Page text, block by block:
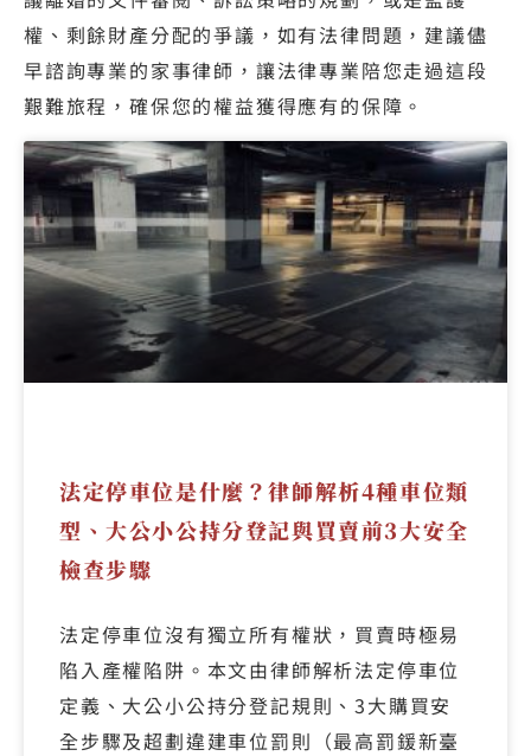
權、剩餘財產分配的爭議，如有法律問題，建議儘
早諮詢專業的家事律師，讓法律專業陪您走過這段
艱難旅程，確保您的權益獲得應有的保障。
法定停車位是什麼？律師解析4種車位類
型、大公小公持分登記與買賣前3大安全
檢查步驟
法定停車位沒有獨立所有權狀，買賣時極易
陷入產權陷阱。本文由律師解析法定停車位
定義、大公小公持分登記規則、3大購買安
全步驟及超劃違建車位罰則（最高罰鍰新臺